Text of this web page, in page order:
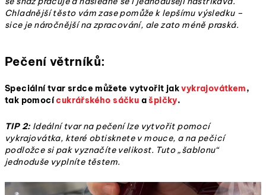
Chladnější těsto vám zase pomůže k lepšímu výsledku –
sice je náročnější na zpracování, ale zato méně praská.
Pečení větrníků:
Speciální tvar srdce můžete vytvořit jakvykrajovátkem,
tak pomocícukrářského sáčku ašpičky.
TIP 2:Ideální tvar na pečení lze vytvořit pomocí
vykrajovátka, které obtisknete v mouce, a na pečicí
podložce si pak vyznačíte velikost. Tuto „šablonu“
jednoduše vyplníte těstem.